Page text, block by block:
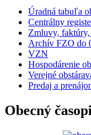
Úradná tabuľa
Centrálny
Zmluvy,
Archív FZO do
VZN
Hospodárenie
Verejné
Predaj a
Obecný